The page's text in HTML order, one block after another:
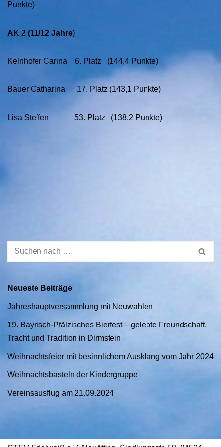
Punkte)
AK 2 (11/12 Jahre)
Kelnhofer Carina 6. Platz (144,4 Punkte)
Bauer Catharina 17. Platz (143,1 Punkte)
Lisa Steffen 53. Platz (138,2 Punkte)
Neueste Beiträge
Jahreshauptversammlung mit Neuwahlen
19. Bayrisch-Pfälzisches Bierfest – gelebte Freundschaft,
Tracht und Tradition in Dirmstein
Weihnachtsfeier mit besinnlichem Ausklang vom Jahr 2024
Weihnachtsbasteln der Kindergruppe
Vereinsausflug am 21.09.2024